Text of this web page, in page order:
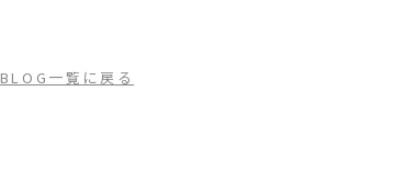
BLOG一覧に戻る